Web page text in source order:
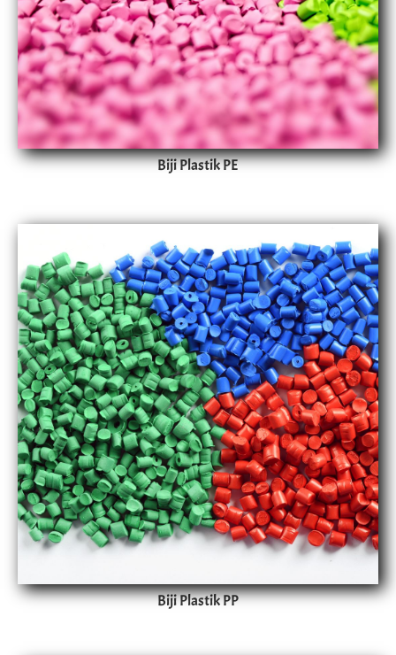
Biji Plastik PE
Biji Plastik PP